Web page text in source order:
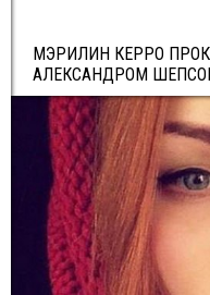
МЭРИЛИН КЕРРО
АЛЕКСАНДРОМ